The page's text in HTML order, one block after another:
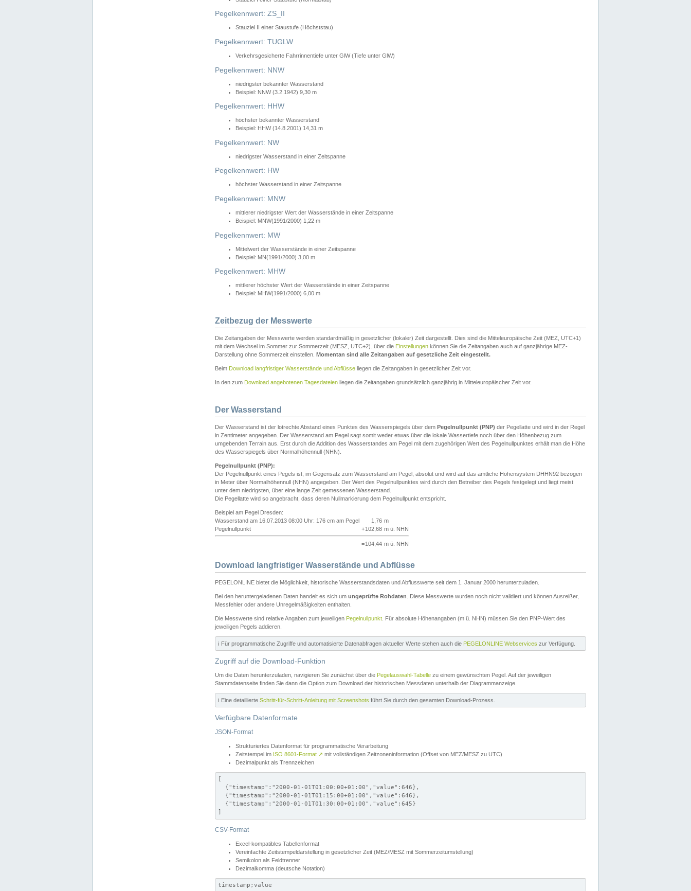
Pegelkennwert: ZS_II
Stauziel II einer Staustufe (Höchststau)
Pegelkennwert: TUGLW
Verkehrsgesicherte Fahrrinnentiefe unter GlW (Tiefe unter GlW)
Pegelkennwert: NNW
niedrigster bekannter Wasserstand
Beispiel: NNW (3.2.1942) 9,30 m
Pegelkennwert: HHW
höchster bekannter Wasserstand
Beispiel: HHW (14.8.2001) 14,31 m
Pegelkennwert: NW
niedrigster Wasserstand in einer Zeitspanne
Pegelkennwert: HW
höchster Wasserstand in einer Zeitspanne
Pegelkennwert: MNW
mittlerer niedrigster Wert der Wasserstände in einer Zeitspanne
Beispiel: MNW(1991/2000) 1,22 m
Pegelkennwert: MW
Mittelwert der Wasserstände in einer Zeitspanne
Beispiel: MN(1991/2000) 3,00 m
Pegelkennwert: MHW
mittlerer höchster Wert der Wasserstände in einer Zeitspanne
Beispiel: MHW(1991/2000) 6,00 m
Zeitbezug der Messwerte
Die Zeitangaben der Messwerte werden standardmäßig in gesetzlicher (lokaler) Zeit dargestellt. Dies sind die Mitteleuropäische Zeit (MEZ, UTC+1)
mit dem Wechsel im Sommer zur Sommerzeit (MESZ, UTC+2). über die Einstellungen können Sie die Zeitangaben auch auf ganzjährige MEZ-
Darstellung ohne Sommerzeit einstellen. Momentan sind alle Zeitangaben auf gesetzliche Zeit eingestellt.
Beim Download langfristiger Wasserstände und Abflüsse liegen die Zeitangaben in gesetzlicher Zeit vor.
In den zum Download angebotenen Tagesdateien liegen die Zeitangaben grundsätzlich ganzjährig in Mitteleuropäischer Zeit vor.
Der Wasserstand
Der Wasserstand ist der lotrechte Abstand eines Punktes des Wasserspiegels über dem Pegelnullpunkt (PNP) der Pegellatte und wird in der Regel
in Zentimeter angegeben. Der Wasserstand am Pegel sagt somit weder etwas über die lokale Wassertiefe noch über den Höhenbezug zum
umgebenden Terrain aus. Erst durch die Addition des Wasserstandes am Pegel mit dem zugehörigen Wert des Pegelnullpunktes erhält man die Höhe
des Wasserspiegels über Normalhöhennull (NHN).
Pegelnullpunkt (PNP):
Der Pegelnullpunkt eines Pegels ist, im Gegensatz zum Wasserstand am Pegel, absolut und wird auf das amtliche Höhensystem DHHN92 bezogen
in Meter über Normalhöhennull (NHN) angegeben. Der Wert des Pegelnullpunktes wird durch den Betreiber des Pegels festgelegt und liegt meist
unter dem niedrigsten, über eine lange Zeit gemessenen Wasserstand.
Die Pegellatte wird so angebracht, dass deren Nullmarkierung dem Pegelnullpunkt entspricht.
Beispiel am Pegel Dresden:
Wasserstand am 16.07.2013 08:00 Uhr: 176 cm am Pegel
1,76 m
Pegelnullpunkt
+102,68 m ü. NHN
=104,44 m ü. NHN
Download langfristiger Wasserstände und Abflüsse
PEGELONLINE bietet die Möglichkeit, historische Wasserstandsdaten und Abflusswerte seit dem 1. Januar 2000 herunterzuladen.
Bei den heruntergeladenen Daten handelt es sich um ungeprüfte Rohdaten . Diese Messwerte wurden noch nicht validiert und können Ausreißer,
Messfehler oder andere Unregelmäßigkeiten enthalten.
Die Messwerte sind relative Angaben zum jeweiligen Pegelnullpunkt . Für absolute Höhenangaben (m ü. NHN) müssen Sie den PNP-Wert des
jeweiligen Pegels addieren.
ℹ️ Für programmatische Zugriffe und automatisierte Datenabfragen aktueller Werte stehen auch die PEGELONLINE Webservices zur Verfügung.
Zugriff auf die Download-Funktion
Um die Daten herunterzuladen, navigieren Sie zunächst über die Pegelauswahl-Tabelle zu einem gewünschten Pegel. Auf der jeweiligen
Stammdatenseite finden Sie dann die Option zum Download der historischen Messdaten unterhalb der Diagrammanzeige.
ℹ️ Eine detaillierte Schritt-für-Schritt-Anleitung mit Screenshots führt Sie durch den gesamten Download-Prozess.
Verfügbare Datenformate
JSON-Format
Strukturiertes Datenformat für programmatische Verarbeitung
Zeitstempel im ISO 8601-Format ↗ mit vollständigen Zeitzoneninformation (Offset von MEZ/MESZ zu UTC)
Dezimalpunkt als Trennzeichen
[
  {"timestamp":"2000-01-01T01:00:00+01:00","value":646},
  {"timestamp":"2000-01-01T01:15:00+01:00","value":646},
  {"timestamp":"2000-01-01T01:30:00+01:00","value":645}
]
CSV-Format
Excel-kompatibles Tabellenformat
Vereinfachte Zeitstempeldarstellung in gesetzlicher Zeit (MEZ/MESZ mit Sommerzeitumstellung)
Semikolon als Feldtrenner
Dezimalkomma (deutsche Notation)
timestamp;value